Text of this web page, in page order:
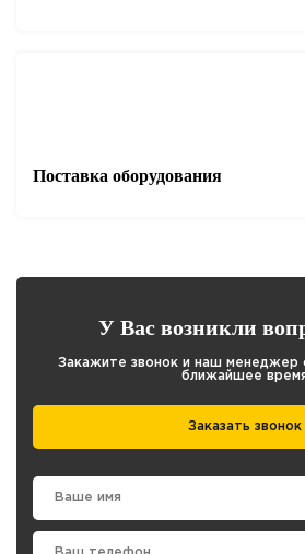
Поставка оборудования
У Вас возникли
Закажите звонок и наш менеджер
ближайшее
Заказать звонок